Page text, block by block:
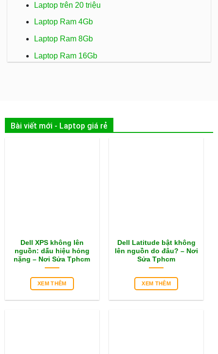
Laptop trên 20 triệu
Laptop Ram 4Gb
Laptop Ram 8Gb
Laptop Ram 16Gb
Bài viết mới - Laptop giá rẻ
Dell XPS không lên
nguồn: dấu hiệu hỏng
nặng – Nơi Sửa Tphcm
XEM THÊM
Dell Latitude bật không
lên nguồn do đâu? – Nơi
Sửa Tphcm
XEM THÊM